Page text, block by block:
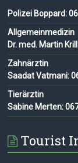
Polizei Boppard:
Allgemeinmedizin
Dr. med. Martin
Zahnärztin
Saadat Vatmani:
Tierärztin
Sabine Merten:
Tourist